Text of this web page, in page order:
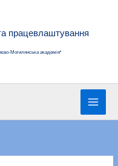
працевлаштування
Могилянська академія"